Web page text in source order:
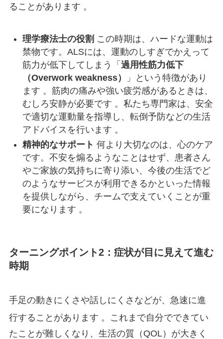
ることがあります 。
理学療法士の役割 この時期は、ハードな運動は
禁物です。ALSには、運動のしすぎでかえって
筋力が低下してしまう「 過用性筋力低下
（Overwork weakness）
」という特徴があり
ます 。筋肉の痛みや強い疲労感があるときは、
むしろ安静が必要です 。私たち専門家は、安全
で適切な運動量を指導し、転倒予防などの生活
アドバイスを行います 。
精神的なサポート 何より大切なのは、心のケア
です。不安を煽るようなことはせず、患者さん
やご家族の気持ちに寄り添い、今後の生活でど
のようなサービスが利用できるかといった情報
を提供しながら、チームで支えていくことが重
要になります 。
ターニングポイント2：症状が目に見えて進む
時期
手足の動きにくさや話しにくさなどが、急速に進
行することがあります 。これまで自分でできてい
たことが難しくなり、生活の質（QOL）が大きく